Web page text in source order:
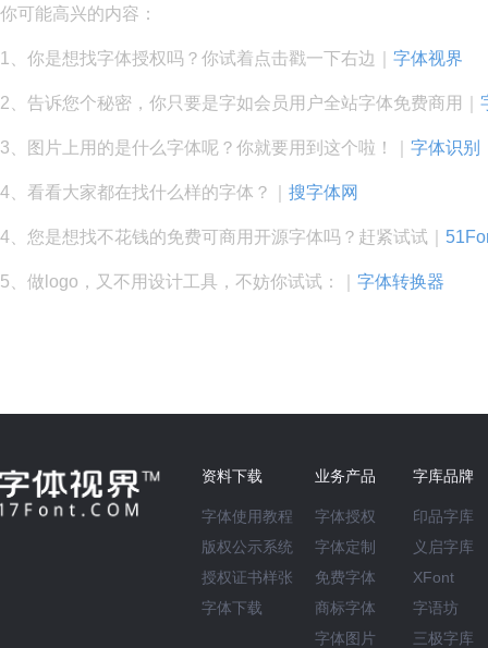
你可能高兴的内容：
1、你是想找字体授权吗？你试着点击戳一下右边｜ 字体视界
2、告诉您个秘密，你只要是字如会员用户全站字体免费商用｜
3、图片上用的是什么字体呢？你就要用到这个啦！｜ 字体识别
4、看看大家都在找什么样的字体？｜ 搜字体网
4、您是想找不花钱的免费可商用开源字体吗？赶紧试试｜
5、做logo，又不用设计工具，不妨你试试：｜ 字体转换器
资料下载
字体使用教程
版权公示系统
授权证书样张
字体下载
业务产品
字体授权
字体定制
免费字体
商标字体
字体图片
字库品牌
印品字库
义启字库
XFont
字语坊
三极字库